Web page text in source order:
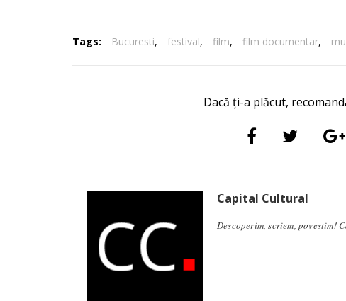
Tags: Bucuresti, festival, film, film documentar,
Dacă ți-a plăcut,
Capital Cultural
Descoperim, scriem, povestim!